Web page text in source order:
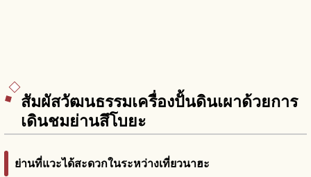
สัมผัสวัฒนธรรมเครื่องปั้นดินเผาด้วยการ
เดินชมย่านสึโบยะ
ย่านที่แวะได้สะดวกในระหว่างเที่ยวนาฮะ